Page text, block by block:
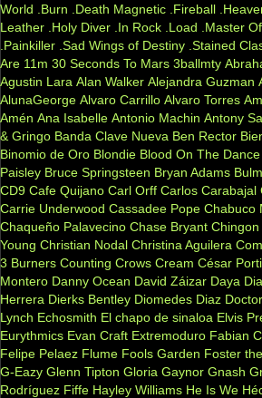
World
.Burn .Death Magnetic .Fireball
Leather .Holy Diver .In Rock .Load .Master
.Painkiller .Sad Wings of Destiny .Stained
Are 11m 30 Seconds To Mars 3ballmty
Agustin Lara Alan Walker Alejandra Guzman
AlunaGeorge Alvaro Carrillo Alvaro Torres
Amén Ana Isabelle Antonio Machin Antony
& Gringo Banda Clave Nueva Ben Rector
Binomio de Oro Blondie Blood On The
Paisley Bruce Springsteen Bryan Adams
CD9 Cafe Quijano Carl Orff Carlos Carabajal
Carrie Underwood Cassadee Pope Chabuco
Chaqueño Palavecino Chase Bryant Chingon
Young Christian Nodal Christina Aguilera
3 Burners Counting Crows Cream César
Montero Danny Ocean David Záizar Daya
Herrera Dierks Bentley Diomedes Diaz
Lynch Echosmith El chapo de sinaloa Elvis
Eurythmics Evan Craft Extremoduro Fabian
Felipe Pelaez Flume Fools Garden Foster
G-Eazy Glenn Tipton Gloria Gaynor Gnash
Rodríguez Fiffe Hayley Williams He Is We